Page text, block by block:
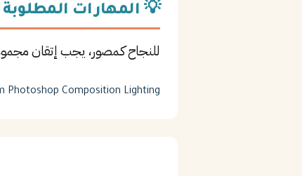
💡 المهارات المطلوبة
للنجاح كـمصور، يجب إتقان
Photoshop Composition Lighting